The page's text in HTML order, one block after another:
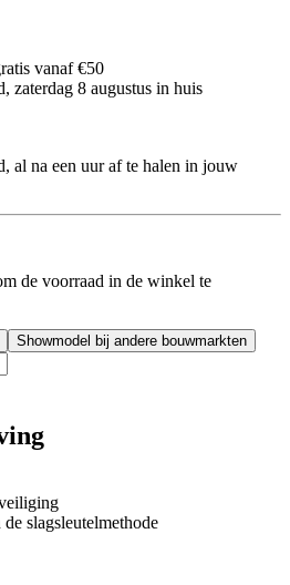
vanaf €50
zaterdag 8 augustus in huis
al na een uur af te halen in jouw
de voorraad in de winkel te
Showmodel bij andere bouwmarkten
slagsleutelmethode